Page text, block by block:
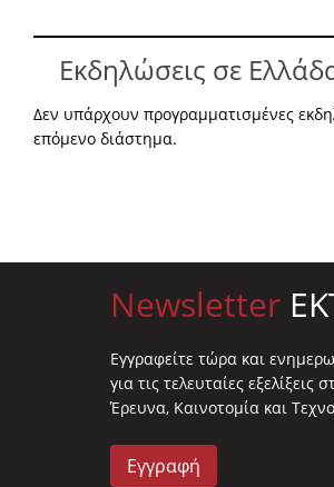
Εκδηλώσεις σε
Δεν υπάρχουν προγραμματισμένες
επόμενο διάστημα.
Newsletter
Eγγραφείτε τώρα και
για τις τελευταίες εξελίξεις
Έρευνα, Καινοτομία και
Εγγραφή